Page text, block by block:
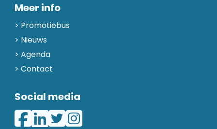
Meer info
Promotiebus
Nieuws
Agenda
Contact
Social media